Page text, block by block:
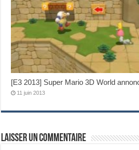
[E3 2013] Super Mario 3D World
11 juin 2013
Laisser un commentaire